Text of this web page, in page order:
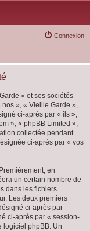
Connexion
» et ses sociétés
», « Vieille Garde »,
ci-après par « ils »,
», « phpBB Limited »,
collectée pendant
ci-après par « vos
en
un certain nombre de
dans les fichiers
Les deux premiers
ci-après par
ci-après par « session-
logiciel phpBB. Un